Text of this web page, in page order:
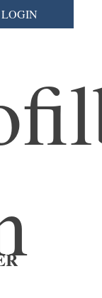
LOGIN